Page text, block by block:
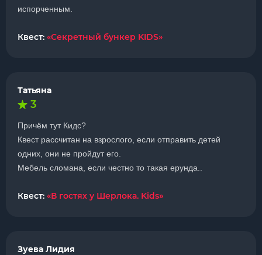
испорченным.
Квест: «Секретный бункер KIDS»
Татьяна
3
Причём тут Кидс?
Квест рассчитан на взрослого, если отправить детей
одних, они не пройдут его.
Мебель сломана, если честно то такая ерунда..
Квест: «В гостях у Шерлока. Kids»
Зуева Лидия